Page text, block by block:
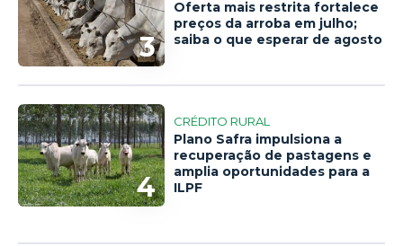
3
Oferta mais restrita fortalece
preços da arroba em julho;
saiba o que esperar de agosto
4
CRÉDITO RURAL
Plano Safra impulsiona a
recuperação de pastagens e
amplia oportunidades para a
ILPF